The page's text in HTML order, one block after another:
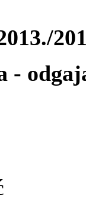
-